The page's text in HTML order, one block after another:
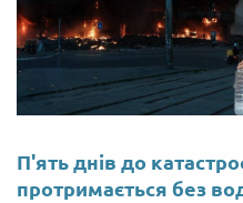
П'ять днів до
протримається без